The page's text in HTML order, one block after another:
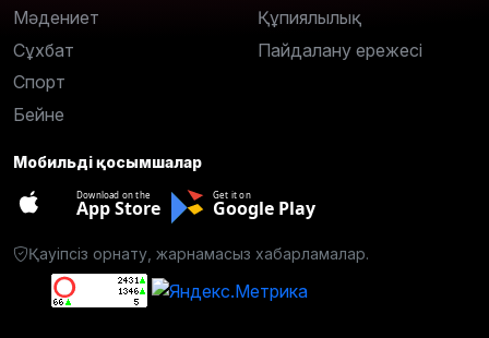
Мәдениет
Сұхбат
Спорт
Бейне
Құпиялылық
Пайдалану ережесі
Мобильді қосымшалар
Download on the
App Store
Get it on
Google Play
Қауіпсіз орнату, жарнамасыз хабарламалар.